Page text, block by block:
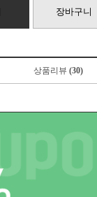
장바구니
상품리뷰 (30)